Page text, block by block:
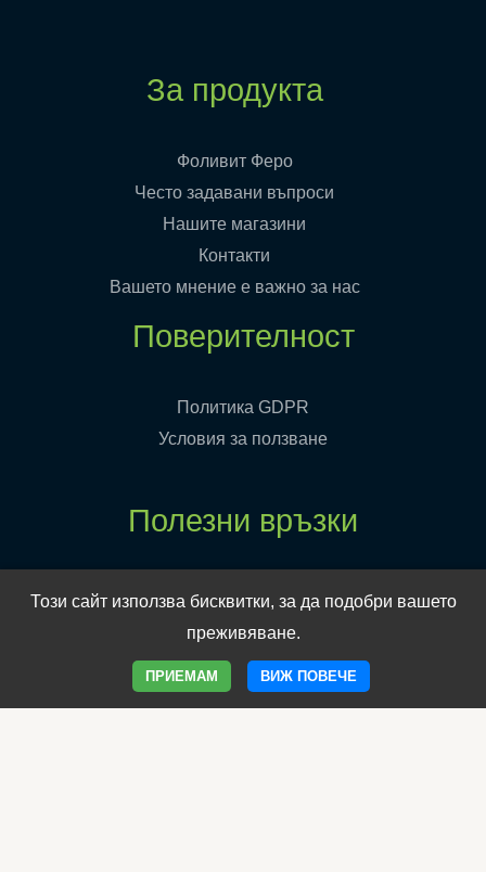
За продукта
Фоливит Феро
Често задавани въпроси
Нашите магазини
Контакти
Вашето мнение е важно за нас
Поверителност
Политика GDPR
Условия за ползване
Полезни връзки
Електронен магазин
Програма Имунитет
Този сайт използва бисквитки, за да подобри вашето
преживяване.
ПРИЕМАМ ВИЖ ПОВЕЧЕ